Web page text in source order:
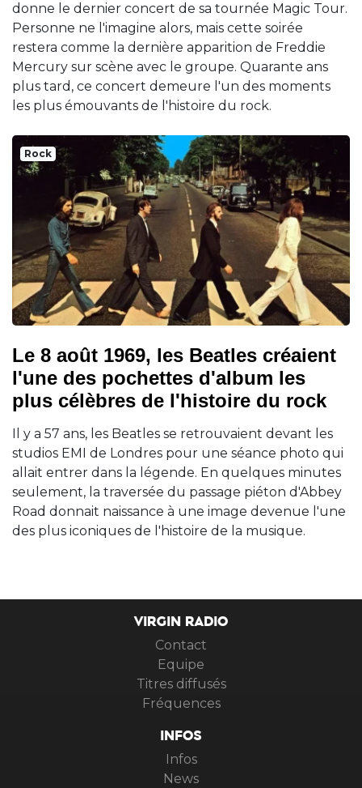
donne le dernier concert de sa tournée Magic Tour.
Personne ne l'imagine alors, mais cette soirée
restera comme la dernière apparition de Freddie
Mercury sur scène avec le groupe. Quarante ans
plus tard, ce concert demeure l'un des moments
les plus émouvants de l'histoire du rock.
Rock
Le 8 août 1969, les Beatles créaient
l'une des pochettes d'album les
plus célèbres de l'histoire du rock
Il y a 57 ans, les Beatles se retrouvaient devant les
studios EMI de Londres pour une séance photo qui
allait entrer dans la légende. En quelques minutes
seulement, la traversée du passage piéton d'Abbey
Road donnait naissance à une image devenue l'une
des plus iconiques de l'histoire de la musique.
VIRGIN RADIO
Contact
Equipe
Titres diffusés
Fréquences
INFOS
Infos
News